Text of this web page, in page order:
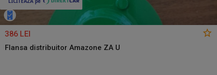
386 LEI
Flansa distribuitor Amazone ZA U